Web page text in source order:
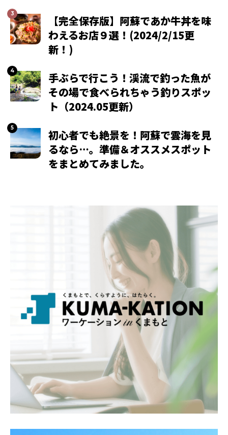
【完全保存版】阿蘇であか牛丼を味
わえるお店９選！(2024/2/15更
新！)
手ぶらで行こう！渓流で釣った魚が
その場で食べられちゃう釣りスポッ
ト（2024.05更新）
初心者でも絶景を！阿蘇で雲海を見
るなら…。準備＆オススメスポット
をまとめてみました。